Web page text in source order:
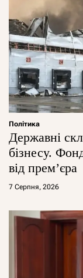
Політика
Державні
бізнесу.
від прем’єра
7 Серпня, 2026